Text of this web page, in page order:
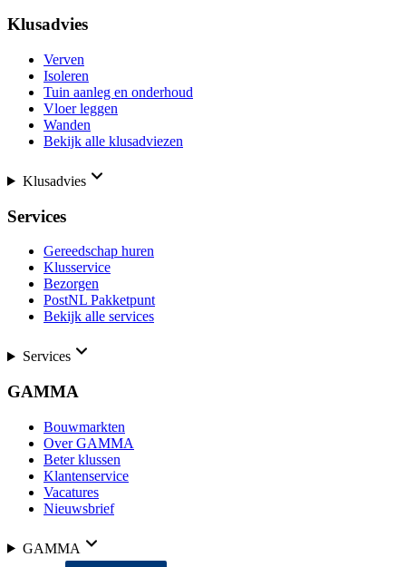
Klusadvies
Verven
Isoleren
Tuin aanleg en onderhoud
Vloer leggen
Wanden
Bekijk alle klusadviezen
Klusadvies
Services
Gereedschap huren
Klusservice
Bezorgen
PostNL Pakketpunt
Bekijk alle services
Services
GAMMA
Bouwmarkten
Over GAMMA
Beter klussen
Klantenservice
Vacatures
Nieuwsbrief
GAMMA